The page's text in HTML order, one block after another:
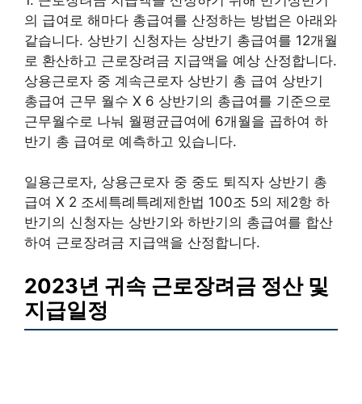
의 급여로 해마다 총급여를 산정하는 방법은 아래와
같습니다. 상반기 신청자는 상반기 총급여를 12개월
로 환산하고 근로장려금 지급액을 예상 산정합니다.
상용근로자 중 계속근로자 상반기 총 급여 상반기
총급여 근무 월수 X 6 상반기의 총급여를 기준으로
근무월수로 나눠 월평균급여에 6개월을 곱하여 하
반기 총 급여로 예측하고 있습니다.
일용근로자, 상용근로자 중 중도 퇴직자 상반기 총
급여 X 2 조세특례특례제한법 100조 5의 제2항 하
반기의 신청자는 상반기와 하반기의 총급여를 합산
하여 근로장려금 지급액을 산정합니다.
2023년 귀속 근로장려금 정산 및
지급일정